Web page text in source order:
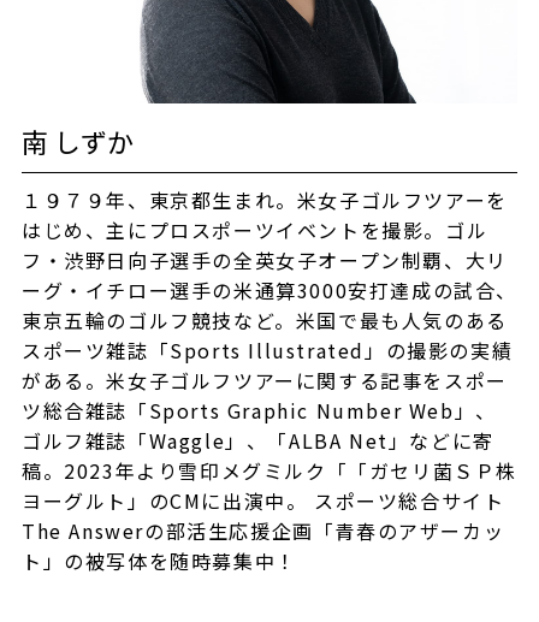
南 しずか
１９７９年、東京都生まれ。米女子ゴルフツアーを
はじめ、主にプロスポーツイベントを撮影。ゴル
フ・渋野日向子選手の全英女子オープン制覇、大リ
ーグ・イチロー選手の米通算3000安打達成の試合、
東京五輪のゴルフ競技など。米国で最も人気のある
スポーツ雑誌「Sports Illustrated」の撮影の実績
がある。米女子ゴルフツアーに関する記事をスポー
ツ総合雑誌「Sports Graphic Number Web」、
ゴルフ雑誌「Waggle」、「ALBA Net」などに寄
稿。2023年より雪印メグミルク「「ガセリ菌ＳＰ株
ヨーグルト」のCMに出演中。 スポーツ総合サイト
The Answerの部活生応援企画「青春のアザーカッ
ト」の被写体を随時募集中！